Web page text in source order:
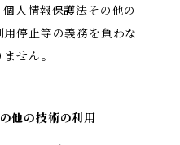
人情報保護法その他の
停止等の義務を負わな
せん。
他の技術の利用